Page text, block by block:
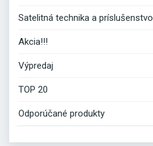
Satelitná technika a príslušenstvo
Akcia!!!
Výpredaj
TOP 20
Odporúčané produkty